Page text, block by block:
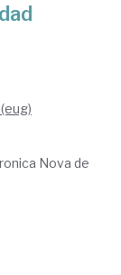
Nova de